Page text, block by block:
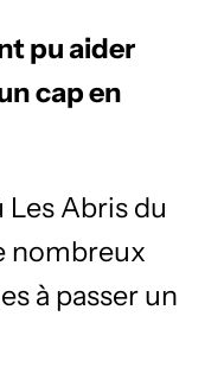
pu aider
cap en
Les Abris du
nombreux
à passer un